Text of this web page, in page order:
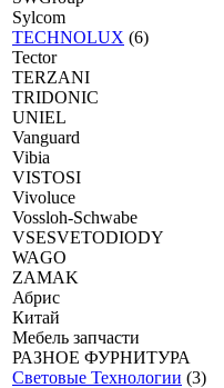
Sylcom
TECHNOLUX (6)
Tector
TERZANI
TRIDONIC
UNIEL
Vanguard
Vibia
VISTOSI
Vivoluce
Vossloh-Schwabe
VSESVETODIODY
WAGO
ZAMAK
Абрис
Китай
Мебель запчасти
РАЗНОЕ ФУРНИТУРА
Световые Технологии (3)